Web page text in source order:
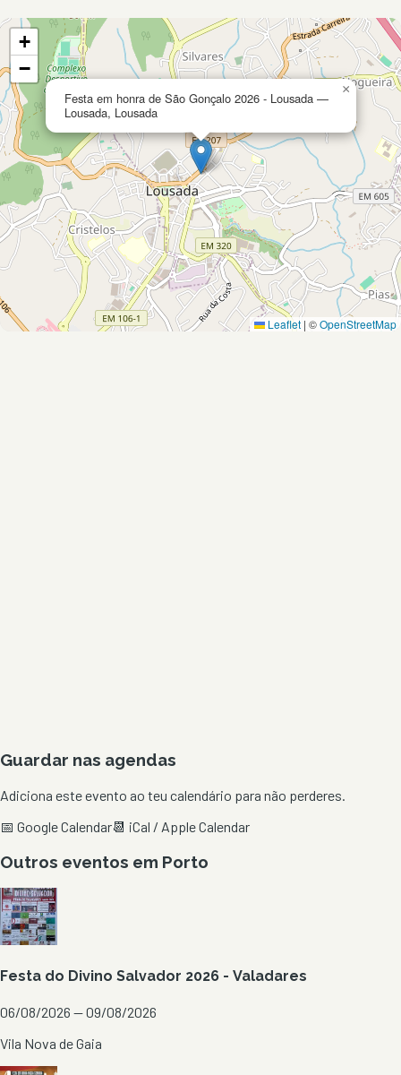
Festa em honra de São Gonçalo 2026 - Lousada —
Lousada, Lousada
×
+
−
Leaflet | ©OpenStreetMap
Guardar nas agendas
Adiciona este evento ao teu calendário para não perderes.
📅 Google Calendar📆 iCal / Apple Calendar
Outros eventos em Porto
Festa do Divino Salvador 2026 - Valadares
06/08/2026 — 09/08/2026
Vila Nova de Gaia